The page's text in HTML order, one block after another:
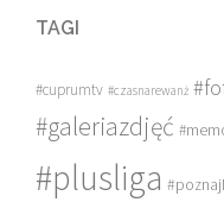
TAGI
#cuprumtv #czasnarewanż
#galeriazdjęć
#plusliga